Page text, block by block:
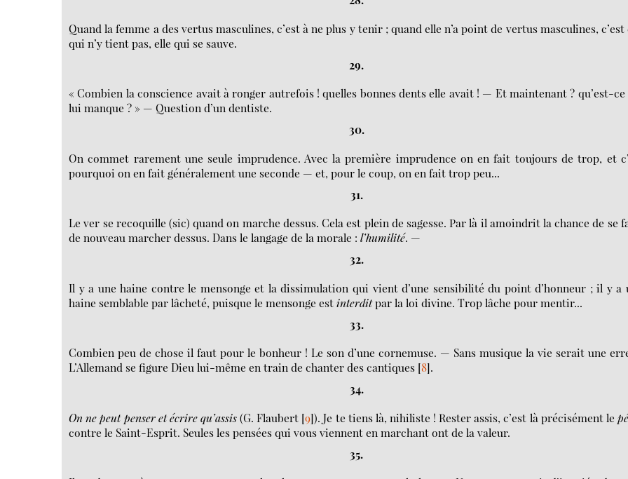
Quand la femme a des vertus masculines, c’est à ne plus y tenir ; quand elle n’a point de vertus masculines, c’est
qui n’y tient pas, elle qui se sauve.
29.
« Combien la conscience avait à ronger autrefois ! quelles bonnes dents elle avait ! — Et maintenant ? qu’est-ce
lui manque ? » — Question d’un dentiste.
30.
On commet rarement une seule imprudence. Avec la première imprudence on en fait toujours de trop, et
pourquoi on en fait généralement une seconde — et, pour le coup, on en fait trop peu...
31.
Le ver se recoquille (sic) quand on marche dessus. Cela est plein de sagesse. Par là il amoindrit la chance de se
de nouveau marcher dessus. Dans le langage de la morale :l’humilité. —
32.
Il y a une haine contre le mensonge et la dissimulation qui vient d’une sensibilité du point d’honneur ; il y a
haine semblable par lâcheté, puisque le mensonge estinterditpar la loi divine. Trop lâche pour mentir...
33.
Combien peu de chose il faut pour le bonheur ! Le son d’une cornemuse. — Sans musique la vie serait une
L’Allemand se figure Dieu lui-même en train de chanter des cantiques [8].
34.
On ne peut penser et écrire qu’assis(G. Flaubert [9]). Je te tiens là, nihiliste ! Rester assis, c’est là précisément le
contre le Saint-Esprit. Seules les pensées qui vous viennent en marchant ont de la valeur.
35.